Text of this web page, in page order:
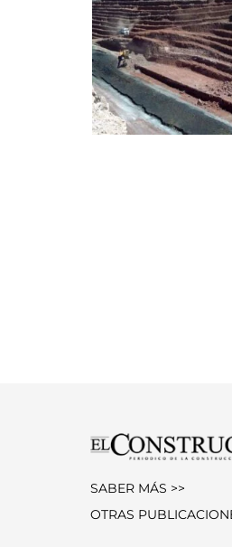
SABER MÁS >>
OTRAS